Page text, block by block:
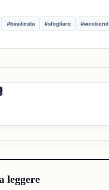
#basilicata #sfogliare #weekend
leggere